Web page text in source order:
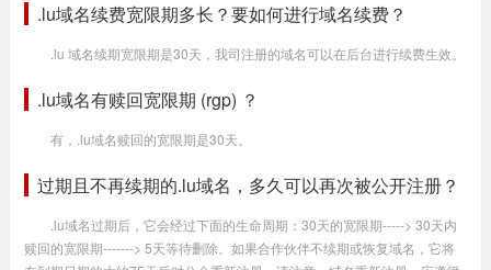
.lu域名续费宽限期多长？要如何进行域名续费？
.lu 域名续期宽限期是30天，我司注册的域名可以在后台进行续费生效。
.lu域名有赎回宽限期 (rgp) ？
有，.lu域名赎回的宽限期是30天。
过期且不再续期的.lu域名，多久可以再次被公开注册？
.lu域名过期后，它会经过下面的生命周期：30天的宽限期-----> 30天内
赎回的宽限期-------> 5天等待删除。如果合作伙伴不续期或恢复域名，它将